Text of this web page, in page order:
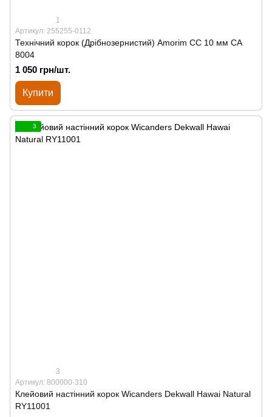
1
Артикул: 255255-0112
Технічний корок (Дрібнозернистий) Amorim CC 10 мм СА
8004
1 050 грн/шт.
Купити
3
3
Артикул: 800000-310
Клейовий настінний корок Wicanders Dekwall Hawai Natural
RY11001